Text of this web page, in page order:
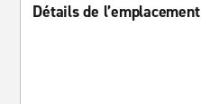
Détails de l’emplacement